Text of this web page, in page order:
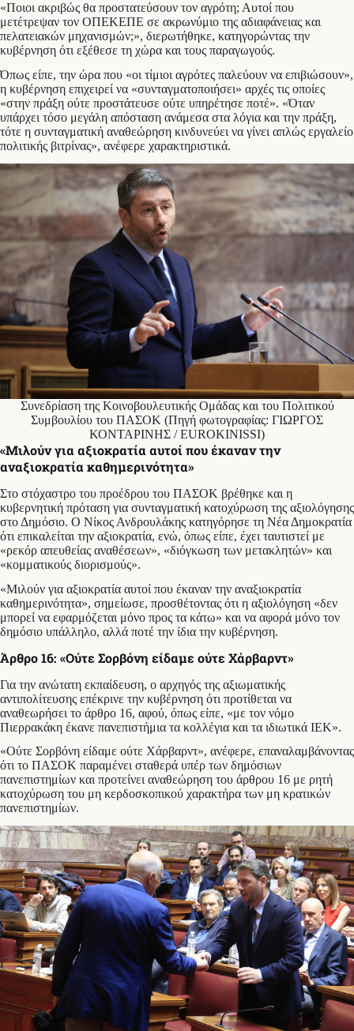
«Ποιοι ακριβώς θα προστατεύσουν τον αγρότη; Αυτοί που
μετέτρεψαν τον ΟΠΕΚΕΠΕ σε ακρωνύμιο της αδιαφάνειας και
πελατειακών μηχανισμών;», διερωτήθηκε, κατηγορώντας την
κυβέρνηση ότι εξέθεσε τη χώρα και τους παραγωγούς.
Όπως είπε, την ώρα που «οι τίμιοι αγρότες παλεύουν να επιβιώσουν»,
η κυβέρνηση επιχειρεί να «συνταγματοποιήσει» αρχές τις οποίες
«στην πράξη ούτε προστάτευσε ούτε υπηρέτησε ποτέ». «Όταν
υπάρχει τόσο μεγάλη απόσταση ανάμεσα στα λόγια και την πράξη,
τότε η συνταγματική αναθεώρηση κινδυνεύει να γίνει απλώς εργαλείο
πολιτικής βιτρίνας», ανέφερε χαρακτηριστικά.
Συνεδρίαση της Κοινοβουλευτικής Ομάδας και του Πολιτικού
Συμβουλίου του ΠΑΣΟΚ (Πηγή φωτογραφίας: ΓΙΩΡΓΟΣ
ΚΟΝΤΑΡΙΝΗΣ / EUROKINISSI)
«Μιλούν για αξιοκρατία αυτοί που έκαναν την
αναξιοκρατία καθημερινότητα»
Στο στόχαστρο του προέδρου του ΠΑΣΟΚ βρέθηκε και η
κυβερνητική πρόταση για συνταγματική κατοχύρωση της αξιολόγησης
στο Δημόσιο. Ο Νίκος Ανδρουλάκης κατηγόρησε τη Νέα Δημοκρατία
ότι επικαλείται την αξιοκρατία, ενώ, όπως είπε, έχει ταυτιστεί με
«ρεκόρ απευθείας αναθέσεων», «διόγκωση των μετακλητών» και
«κομματικούς διορισμούς».
«Μιλούν για αξιοκρατία αυτοί που έκαναν την αναξιοκρατία
καθημερινότητα», σημείωσε, προσθέτοντας ότι η αξιολόγηση «δεν
μπορεί να εφαρμόζεται μόνο προς τα κάτω» και να αφορά μόνο τον
δημόσιο υπάλληλο, αλλά ποτέ την ίδια την κυβέρνηση.
Άρθρο 16: «Ούτε Σορβόνη είδαμε ούτε Χάρβαρντ»
Για την ανώτατη εκπαίδευση, ο αρχηγός της αξιωματικής
αντιπολίτευσης επέκρινε την κυβέρνηση ότι προτίθεται να
αναθεωρήσει το άρθρο 16, αφού, όπως είπε, «με τον νόμο
Πιερρακάκη έκανε πανεπιστήμια τα κολλέγια και τα ιδιωτικά ΙΕΚ».
«Ούτε Σορβόνη είδαμε ούτε Χάρβαρντ», ανέφερε, επαναλαμβάνοντας
ότι το ΠΑΣΟΚ παραμένει σταθερά υπέρ των δημόσιων
πανεπιστημίων και προτείνει αναθεώρηση του άρθρου 16 με ρητή
κατοχύρωση του μη κερδοσκοπικού χαρακτήρα των μη κρατικών
πανεπιστημίων.